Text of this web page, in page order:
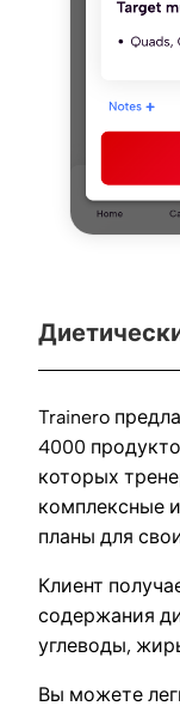
Trainero
4000
которых
комплексные
планы для
Клиент
содержания
углеводы,
Вы можете